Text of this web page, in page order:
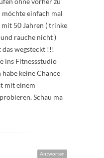
einfach mal
mit 50 Jahren ( trinke
rauche nicht )
wegsteckt !!!
ins Fitnessstudio
habe keine Chance
mit einem
Schau ma
Antworten